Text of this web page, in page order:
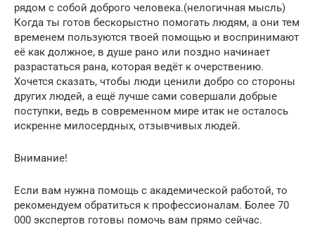
рядом с собой доброго человека.(нелогичная мысль)
Когда ты готов бескорыстно помогать людям, а они тем
временем пользуются твоей помощью и воспринимают
её как должное, в душе рано или поздно начинает
разрастаться рана, которая ведёт к очерствению.
Хочется сказать, чтобы люди ценили добро со стороны
других людей, а ещё лучше сами совершали добрые
поступки, ведь в современном мире итак не осталось
искренне милосердных, отзывчивых людей.
Внимание!
Если вам нужна помощь с академической работой, то
рекомендуем обратиться к профессионалам. Более 70
000 экспертов готовы помочь вам прямо сейчас.